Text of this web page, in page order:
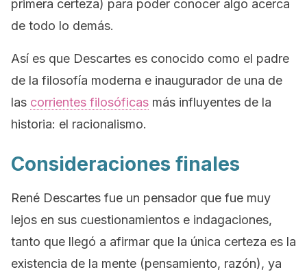
primera certeza) para poder conocer algo acerca
de todo lo demás.
Así es que Descartes es conocido como el padre
de la filosofía moderna e inaugurador de una de
las corrientes filosóficas más influyentes de la
historia: el racionalismo.
Consideraciones finales
René Descartes fue un pensador que fue muy
lejos en sus cuestionamientos e indagaciones,
tanto que llegó a afirmar que la única certeza es la
existencia de la mente (pensamiento, razón), ya